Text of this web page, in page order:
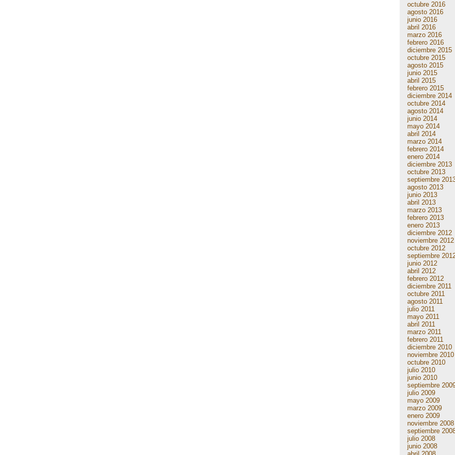
octubre 2016
agosto 2016
junio 2016
abril 2016
marzo 2016
febrero 2016
diciembre 2015
octubre 2015
agosto 2015
junio 2015
abril 2015
febrero 2015
diciembre 2014
octubre 2014
agosto 2014
junio 2014
mayo 2014
abril 2014
marzo 2014
febrero 2014
enero 2014
diciembre 2013
octubre 2013
septiembre
agosto 2013
junio 2013
abril 2013
marzo 2013
febrero 2013
enero 2013
diciembre 2012
noviembre 2012
octubre 2012
septiembre
junio 2012
abril 2012
febrero 2012
diciembre 2011
octubre 2011
agosto 2011
julio 2011
mayo 2011
abril 2011
marzo 2011
febrero 2011
diciembre 2010
noviembre 2010
octubre 2010
julio 2010
junio 2010
septiembre
julio 2009
mayo 2009
marzo 2009
enero 2009
noviembre 2008
septiembre
julio 2008
junio 2008
abril 2008